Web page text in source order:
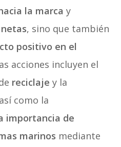
la marca y
, sino que también
positivo en el
acciones incluyen el
reciclaje y la
como la
importancia de
marinos mediante